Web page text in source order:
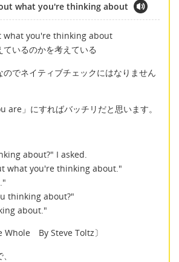
what you're thinking about
what you're thinking about
いるのかを考えている
でネイティブチェックにはなりません
are」にすればバッチリだと思います。
about?" I asked.
what you're thinking about."
thinking about?"
about."
Whole By Steve Toltz〕